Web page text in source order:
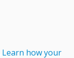
Learn how your